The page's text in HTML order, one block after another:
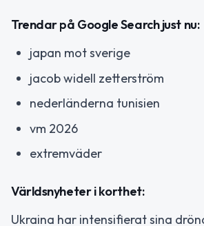
Trendar på Google Search just nu:
japan mot sverige
jacob widell zetterström
nederländerna tunisien
vm 2026
extremväder
Världsnyheter i korthet:
Ukraina har intensifierat sina